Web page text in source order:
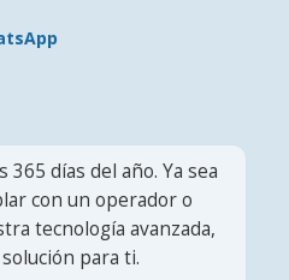
365 días del año. Ya sea
con un operador o
tecnología avanzada,
para ti.